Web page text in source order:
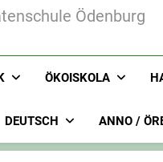
Ödenburg
ÖKOISKOLA
DEUTSCH ANNO /